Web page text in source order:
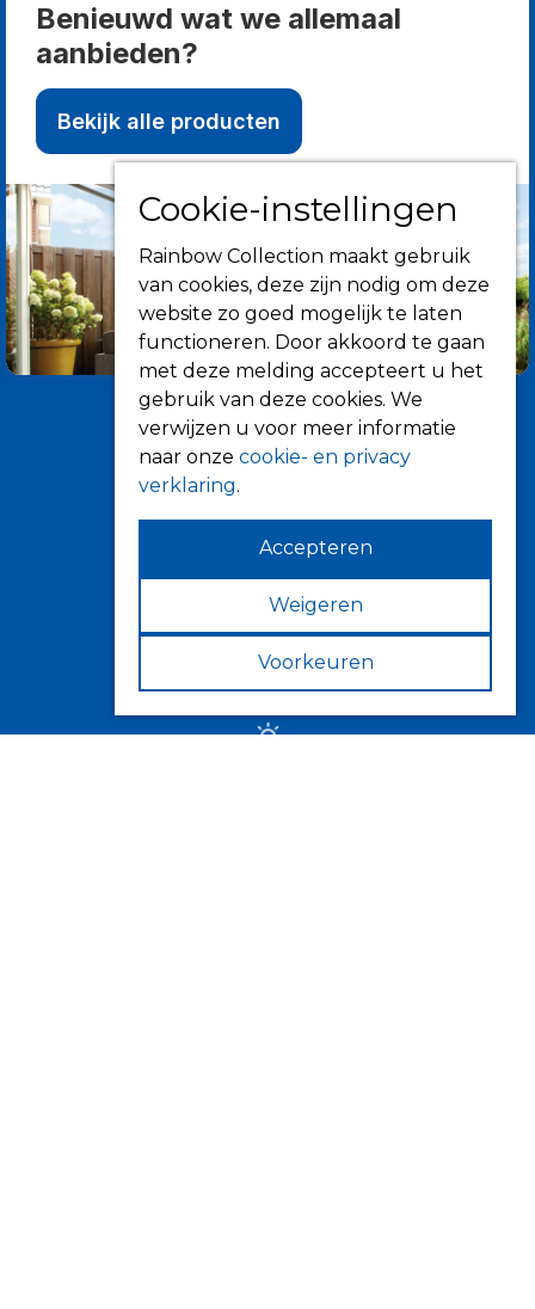
Benieuwd wat we allemaal
aanbieden?
Bekijk alle producten
Informatie
Over ons
Tips
Verkooppunten
Cookie-instellingen
Rainbow Collection maakt gebruik
van cookies, deze zijn nodig om deze
website zo goed mogelijk te laten
functioneren. Door akkoord te gaan
met deze melding accepteert u het
gebruik van deze cookies. We
verwijzen u voor meer informatie
naar onze cookie- en privacy
verklaring.
Accepteren
Weigeren
Voorkeuren